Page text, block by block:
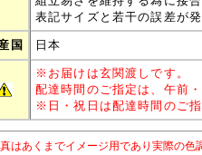
表記サイズと若干の誤差が
国 日本
※ お届けは玄関渡しです。
配達時間のご指定は、午前
※ 日・祝日は配達時間のご
はあくまでイメージ用であり実際の色